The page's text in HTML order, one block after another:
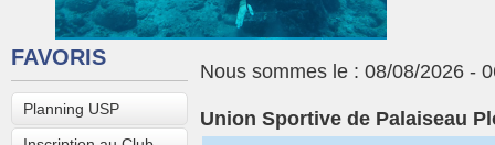
FAVORIS
Planning USP
Nous sommes le : 08/08/2026 -
Union Sportive de Palaiseau